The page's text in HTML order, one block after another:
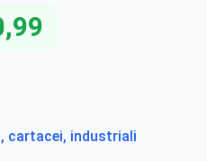
cartacei, industriali